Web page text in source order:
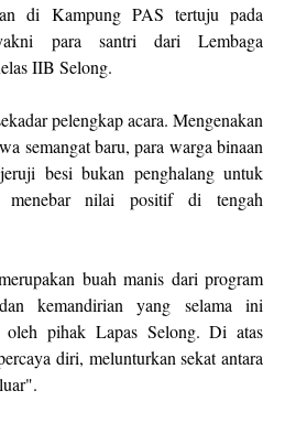
di Kampung PAS tertuju pada
para santri dari Lembaga
IIB Selong.
pelengkap acara. Mengenakan
semangat baru, para warga binaan
besi bukan penghalang untuk
menebar nilai positif di tengah
buah manis dari program
kemandirian yang selama ini
oleh pihak Lapas Selong. Di atas
diri, melunturkan sekat antara